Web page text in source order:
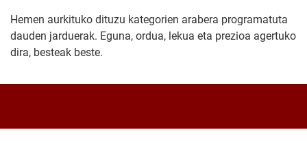
Hemen aurkituko dituzu kategorien arabera programatuta
dauden jarduerak. Eguna, ordua, lekua eta prezioa agertuko
dira, besteak beste.